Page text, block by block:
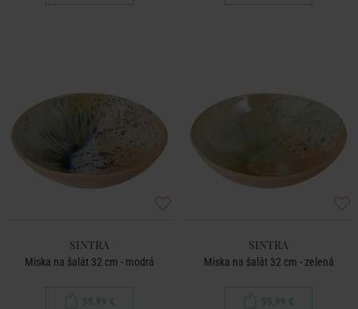
SINTRA
Miska na šalát 32 cm - modrá
55,99 €
SINTRA
Miska na šalát 32 cm - zelená
55,99 €